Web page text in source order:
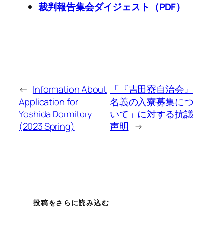
裁判報告集会ダイジェスト（PDF）
← Information About
Application for
Yoshida Dormitory
(2023 Spring)
「『吉田寮自治会』
名義の入寮募集につ
いて」に対する抗議
声明 →
投稿をさらに読み込む